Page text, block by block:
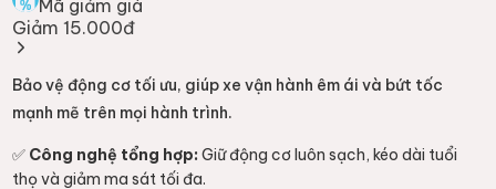
Thêm Vào Giỏ
Thêm vào yêu thích
Thêm vào so sánh
MÔ TẢ SẢN PHẨMNHẬN XÉT & ĐÁNH GIÁ (
Review Nhớt Shell 4T ULTRA 10W40 SN MA2
1L - Lựa chọn tiết kiệm từ TipaShop